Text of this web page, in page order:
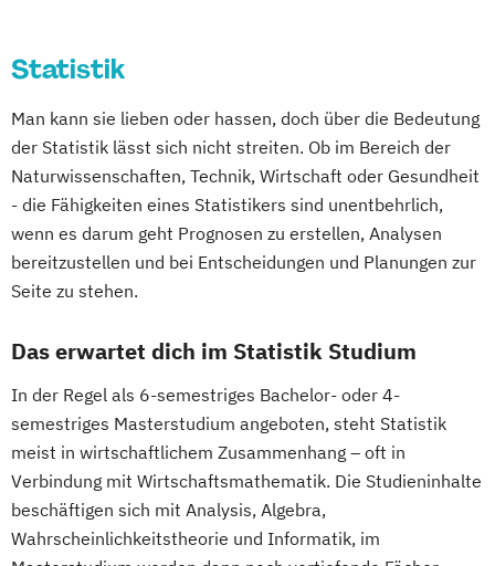
Chemie
Chemie und Technologie der Materialien
Communication Science
Computational Science
Darstellende Geometrie (Lehramt)
Deutsch (Lehramt)
Deutsch als Fremd- und Zweitsprache
Deutsche Philologie
East Asian Economy and Society
Ecology and Ecosystems
Englisch (Lehramt)
English Language and Linguistics
English and American Studies
Environmental Sciences
Erdwissenschaften
Statistik
Man kann sie lieben oder hassen, doch über die Bedeutung
der Statistik lässt sich nicht streiten. Ob im Bereich der
Naturwissenschaften, Technik, Wirtschaft oder Gesundheit
- die Fähigkeiten eines Statistikers sind unentbehrlich,
wenn es darum geht Prognosen zu erstellen, Analysen
bereitzustellen und bei Entscheidungen und Planungen zur
Seite zu stehen.
Das erwartet dich im Statistik Studium
In der Regel als 6-semestriges Bachelor- oder 4-
semestriges Masterstudium angeboten, steht Statistik
meist in wirtschaftlichem Zusammenhang – oft in
Verbindung mit Wirtschaftsmathematik. Die Studieninhalte
beschäftigen sich mit Analysis, Algebra,
Wahrscheinlichkeitstheorie und Informatik, im